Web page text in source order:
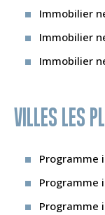
Immobilier
Immobilier
Immobilier
VILLES LES
Programme
Programme
Programme